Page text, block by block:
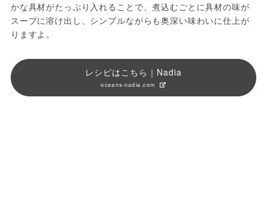
かな具材がたっぷり入れることで、煮込むごとに具材の味が
スープに溶け出し、シンプルながらも奥深い味わいに仕上が
りますよ。
レシピはこちら｜Nadia
oceans-nadia.com